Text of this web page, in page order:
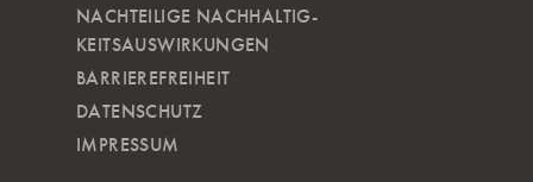
NACHTEILIGE NACH­HALTIG­
KEITSAUSWIRKUNGEN
BARRIEREFREIHEIT
DATENSCHUTZ
IMPRESSUM